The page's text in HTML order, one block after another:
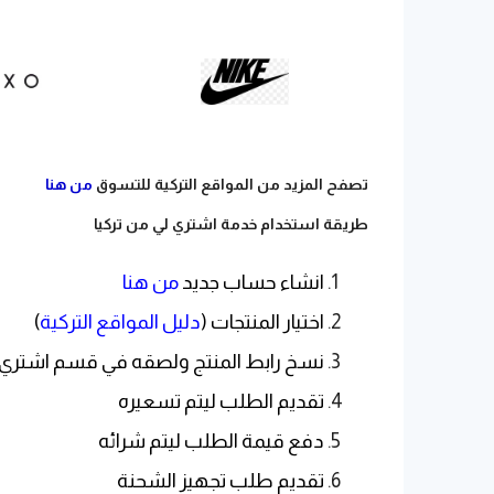
تصفح المزيد من المواقع التركية للتسوق من هنا
طريقة استخدام خدمة اشتري لي من تركيا
انشاء حساب جديد من هنا
اختيار المنتجات (دليل المواقع التركية)
نسخ رابط المنتج ولصقه في قسم
تقديم الطلب ليتم تسعيره
دفع قيمة الطلب ليتم شرائه
تقديم طلب تجهيز الشحنة